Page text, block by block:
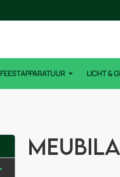
FEESTAPPARATUUR LICHT &